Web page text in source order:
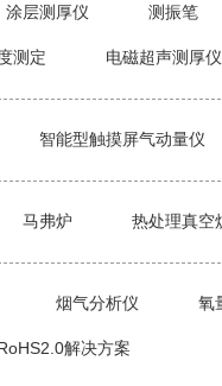
涂层测厚仪 测振笔
测定 电磁超声测厚仪
智能型触摸屏气动量仪
马弗炉 热处理真空
烟气分析仪 氧
解决方案